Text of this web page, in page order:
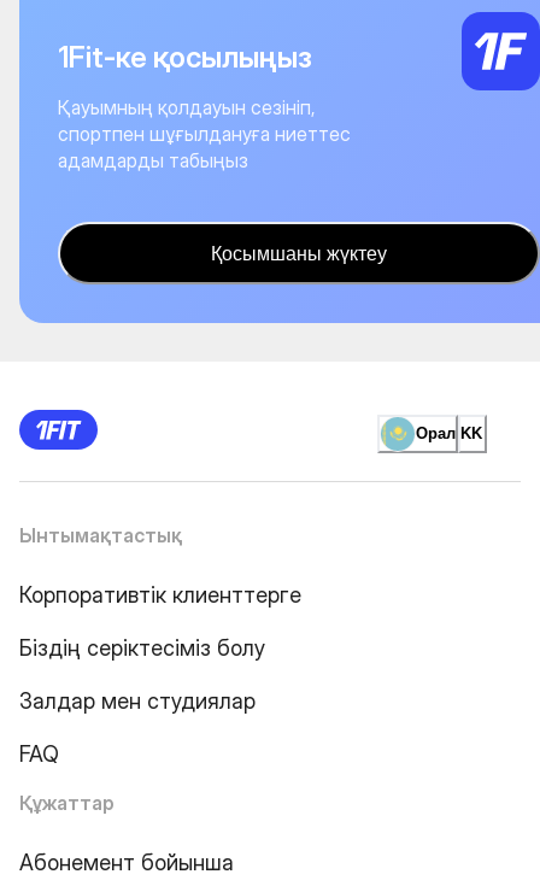
1Fit-ке қосылыңыз
Қауымның қолдауын сезініп,
спортпен шұғылдануға ниеттес
адамдарды табыңыз
Қосымшаны жүктеу
Орал KK
Ынтымақтастық
Корпоративтік клиенттерге
Біздің серіктесіміз болу
Залдар мен студиялар
FAQ
Құжаттар
Абонемент бойынша